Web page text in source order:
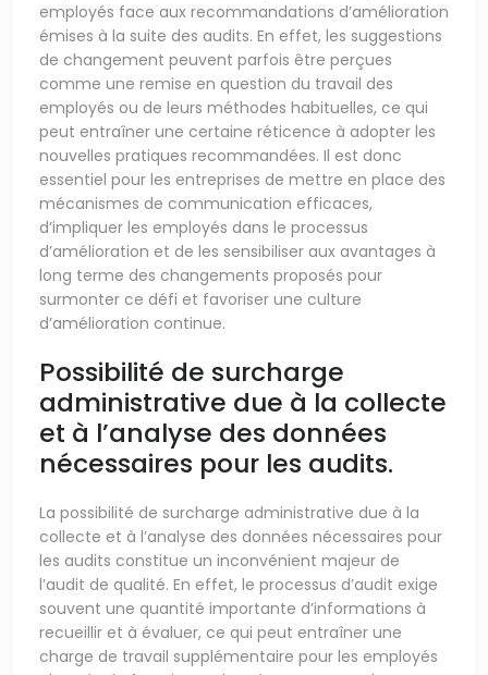
employés face aux recommandations d’amélioration
émises à la suite des audits. En effet, les suggestions
de changement peuvent parfois être perçues
comme une remise en question du travail des
employés ou de leurs méthodes habituelles, ce qui
peut entraîner une certaine réticence à adopter les
nouvelles pratiques recommandées. Il est donc
essentiel pour les entreprises de mettre en place des
mécanismes de communication efficaces,
d’impliquer les employés dans le processus
d’amélioration et de les sensibiliser aux avantages à
long terme des changements proposés pour
surmonter ce défi et favoriser une culture
d’amélioration continue.
Possibilité de surcharge
administrative due à la collecte
et à l’analyse des données
nécessaires pour les audits.
La possibilité de surcharge administrative due à la
collecte et à l’analyse des données nécessaires pour
les audits constitue un inconvénient majeur de
l’audit de qualité. En effet, le processus d’audit exige
souvent une quantité importante d’informations à
recueillir et à évaluer, ce qui peut entraîner une
charge de travail supplémentaire pour les employés